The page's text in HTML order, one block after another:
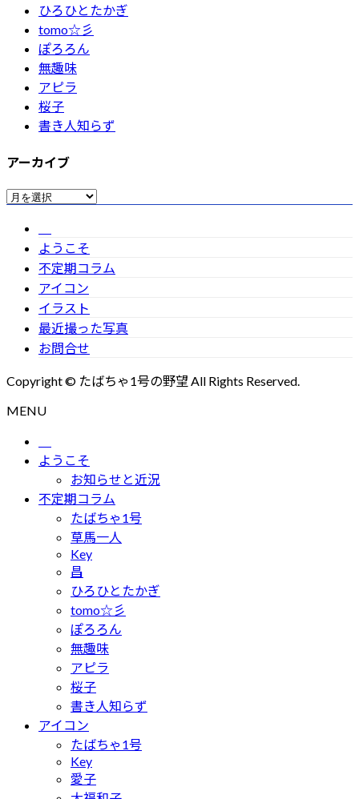
ひろひとたかぎ
tomo☆彡
ぽろろん
無趣味
アピラ
桜子
書き人知らず
アーカイブ
ア
ようこそ
不定期コラム
アイコン
イラスト
最近撮った写真
お問合せ
Copyright © たばちゃ1号の野望 All Rights Reserved.
MENU
ようこそ
お知らせと近況
不定期コラム
たばちゃ1号
草馬一人
Key
昌
ひろひとたかぎ
tomo☆彡
ぽろろん
無趣味
アピラ
桜子
書き人知らず
アイコン
たばちゃ1号
Key
愛子